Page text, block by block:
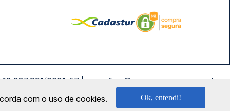
0001-57 | saconibus@queropassagem.com.br
com o uso de cookies. Ok, entendi!